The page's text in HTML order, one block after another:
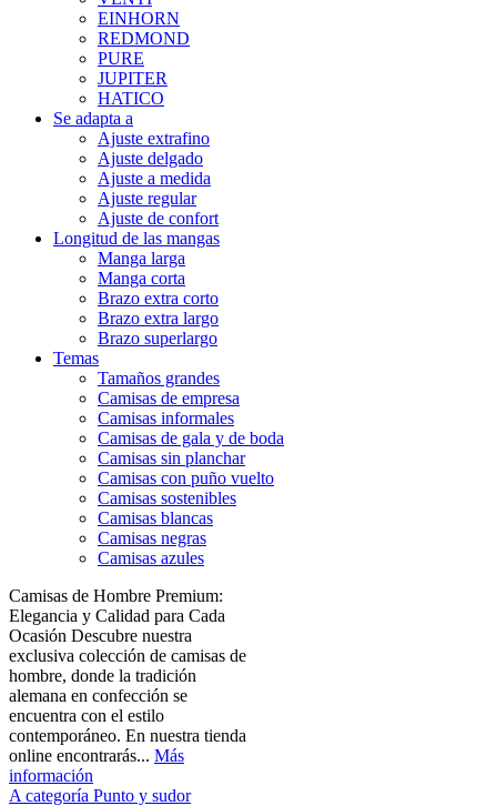
EINHORN
REDMOND
PURE
JUPITER
HATICO
Se adapta a
Ajuste extrafino
Ajuste delgado
Ajuste a medida
Ajuste regular
Ajuste de confort
Longitud de las mangas
Manga larga
Manga corta
Brazo extra corto
Brazo extra largo
Brazo superlargo
Temas
Tamaños grandes
Camisas de empresa
Camisas informales
Camisas de gala y de boda
Camisas sin planchar
Camisas con puño vuelto
Camisas sostenibles
Camisas blancas
Camisas negras
Camisas azules
Camisas de Hombre Premium:
Elegancia y Calidad para Cada
Ocasión Descubre nuestra
exclusiva colección de camisas de
hombre, donde la tradición
alemana en confección se
encuentra con el estilo
contemporáneo. En nuestra tienda
online encontrarás... Más
información
A categoría Punto y sudor